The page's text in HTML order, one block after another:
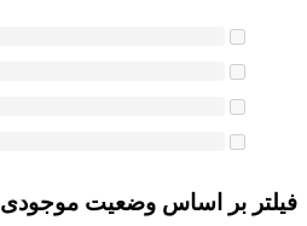
فیلتر بر اساس وضعیت موجودی